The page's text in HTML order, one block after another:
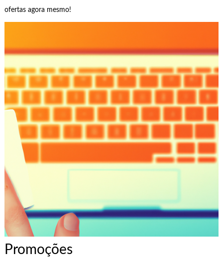
ofertas agora mesmo!
Promoções